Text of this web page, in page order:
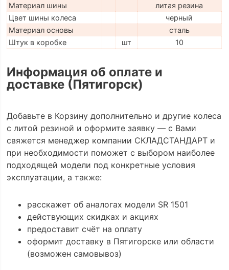
Материал шины
литая резина
Цвет шины колеса
черный
Материал основы
сталь
Штук в коробке
шт 10
Информация об оплате и
доставке (Пятигорск)
Добавьте в Корзину дополнительно и другие колеса
с литой резиной и оформите заявку — с Вами
свяжется менеджер компании СКЛАДСТАНДАРТ и
при необходимости поможет с выбором наиболее
подходящей модели под конкретные условия
эксплуатации, а также:
расскажет об аналогах модели SR 1501
действующих скидках и акциях
предоставит счёт на оплату
оформит доставку в Пятигорске или области
(возможен самовывоз)